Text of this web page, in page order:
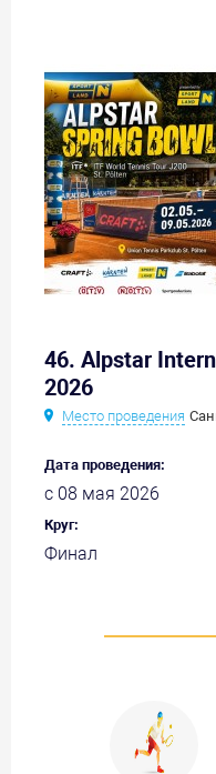
46. Alpstar
2026
Место проведения
Дата проведения:
с 08 мая 2026
Круг:
Финал